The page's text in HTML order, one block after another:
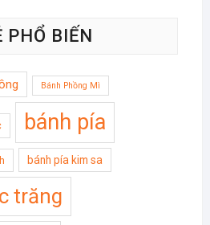
PHỔ BIẾN
Bánh Phồng Mì
bánh pía
bánh pía kim sa
trăng